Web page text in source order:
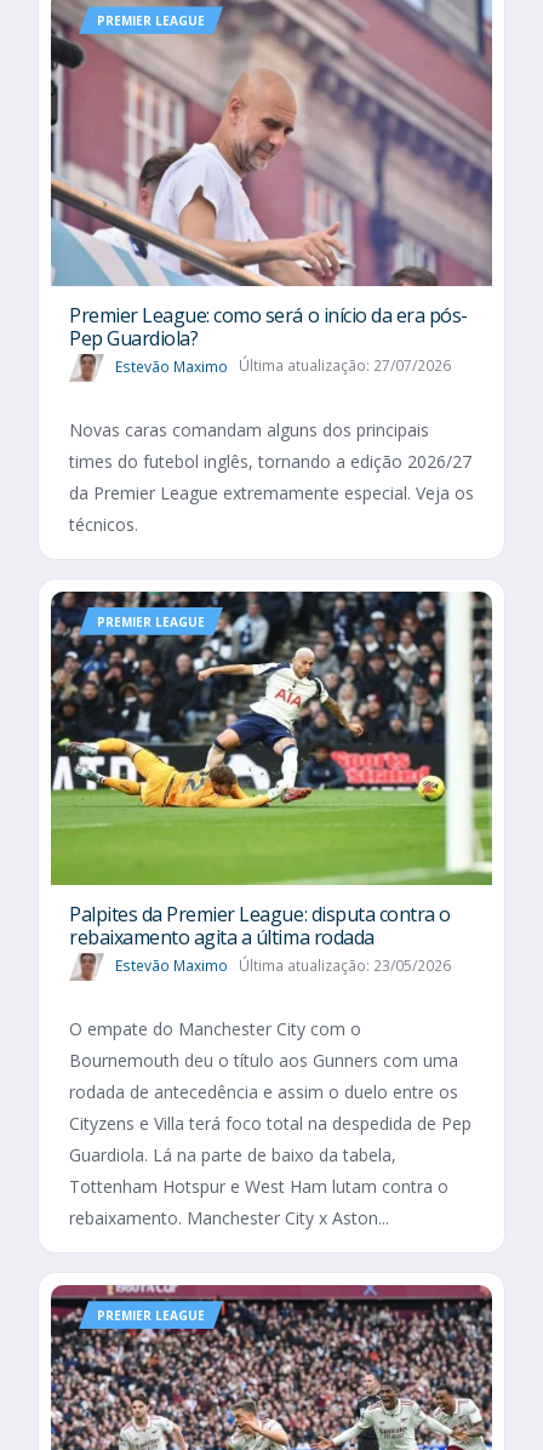
PREMIER LEAGUE
Premier League: como será o início da era pós-
Pep Guardiola?
Estevão Maximo Última atualização: 27/07/2026
Novas caras comandam alguns dos principais
times do futebol inglês, tornando a edição 2026/27
da Premier League extremamente especial. Veja os
técnicos.
PREMIER LEAGUE
Palpites da Premier League: disputa contra o
rebaixamento agita a última rodada
Estevão Maximo Última atualização: 23/05/2026
O empate do Manchester City com o
Bournemouth deu o título aos Gunners com uma
rodada de antecedência e assim o duelo entre os
Cityzens e Villa terá foco total na despedida de Pep
Guardiola. Lá na parte de baixo da tabela,
Tottenham Hotspur e West Ham lutam contra o
rebaixamento. Manchester City x Aston...
PREMIER LEAGUE